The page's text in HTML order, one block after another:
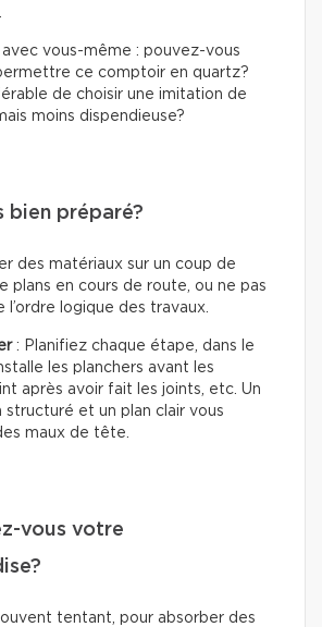
vous-même : pouvez-vous
ce comptoir en quartz?
de choisir une imitation de
moins dispendieuse?
bien préparé?
des matériaux sur un coup de
plans en cours de route, ou ne pas
logique des travaux.
: Planifiez chaque étape, dans le
les planchers avant les
après avoir fait les joints, etc. Un
structuré et un plan clair vous
maux de tête.
vous votre
tentant, pour absorber des